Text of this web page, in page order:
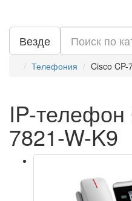
Везде
Телефония Cisco CP-
IP-телефон
7821-W-K9